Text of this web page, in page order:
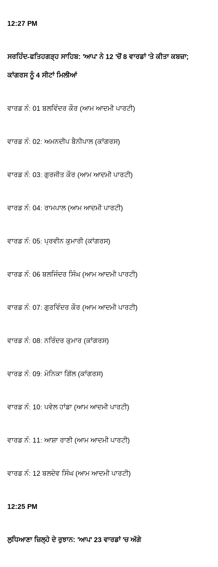
12:27 PM
ਸਰਹਿੰਦ-ਫਤਿਹਗੜ੍ਹ ਸਾਹਿਬ: 'ਆਪ' ਨੇ 12 'ਚੋਂ 8 ਵਾਰਡਾਂ 'ਤੇ ਕੀਤਾ ਕਬਜ਼ਾ;
ਕਾਂਗਰਸ ਨੂੰ 4 ਸੀਟਾਂ ਮਿਲੀਆਂ
ਵਾਰਡ ਨੰ: 01 ਬਲਵਿੰਦਰ ਕੌਰ (ਆਮ ਆਦਮੀ ਪਾਰਟੀ)
ਵਾਰਡ ਨੰ: 02: ਅਮਨਦੀਪ ਬੈਨੀਪਾਲ (ਕਾਂਗਰਸ)
ਵਾਰਡ ਨੰ: 03: ਗੁਰਜੀਤ ਕੌਰ (ਆਮ ਆਦਮੀ ਪਾਰਟੀ)
ਵਾਰਡ ਨੰ: 04: ਰਾਮਪਾਲ (ਆਮ ਆਦਮੀ ਪਾਰਟੀ)
ਵਾਰਡ ਨੰ: 05: ਪ੍ਰਵੀਨ ਕੁਮਾਰੀ (ਕਾਂਗਰਸ)
ਵਾਰਡ ਨੰ: 06 ਬਲਜਿੰਦਰ ਸਿੰਘ (ਆਮ ਆਦਮੀ ਪਾਰਟੀ)
ਵਾਰਡ ਨੰ: 07: ਗੁਰਵਿੰਦਰ ਕੌਰ (ਆਮ ਆਦਮੀ ਪਾਰਟੀ)
ਵਾਰਡ ਨੰ: 08: ਨਰਿੰਦਰ ਕੁਮਾਰ (ਕਾਂਗਰਸ)
ਵਾਰਡ ਨੰ: 09: ਮੋਨਿਕਾ ਗਿੱਲ (ਕਾਂਗਰਸ)
ਵਾਰਡ ਨੰ: 10: ਪਵੇਲ ਹਾਂਡਾ (ਆਮ ਆਦਮੀ ਪਾਰਟੀ)
ਵਾਰਡ ਨੰ: 11: ਆਸ਼ਾ ਰਾਣੀ (ਆਮ ਆਦਮੀ ਪਾਰਟੀ)
ਵਾਰਡ ਨੰ: 12 ਬਲਦੇਵ ਸਿੰਘ (ਆਮ ਆਦਮੀ ਪਾਰਟੀ)
12:25 PM
ਲੁਧਿਆਣਾ ਜ਼ਿਲ੍ਹੇ ਦੇ ਰੁਝਾਨ: 'ਆਪ' 23 ਵਾਰਡਾਂ 'ਚ ਅੱਗੇ